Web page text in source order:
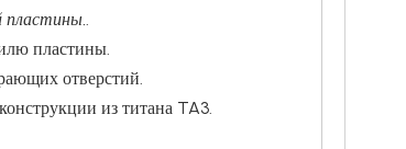
пластины..
пластины.
отверстий.
из титана TA3.